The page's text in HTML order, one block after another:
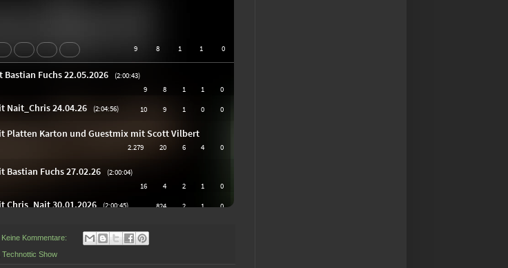
Keine Kommentare:
Technottic Show